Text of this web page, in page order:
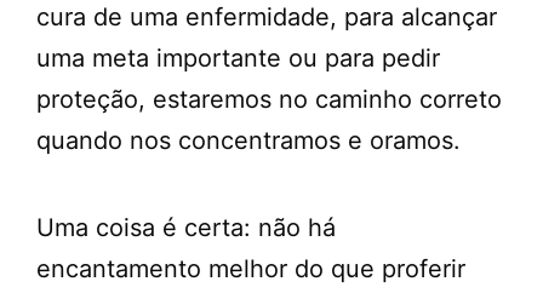
cura de uma enfermidade, para alcançar
uma meta importante ou para pedir
proteção, estaremos no caminho correto
quando nos concentramos e oramos.
Uma coisa é certa: não há
encantamento melhor do que proferir